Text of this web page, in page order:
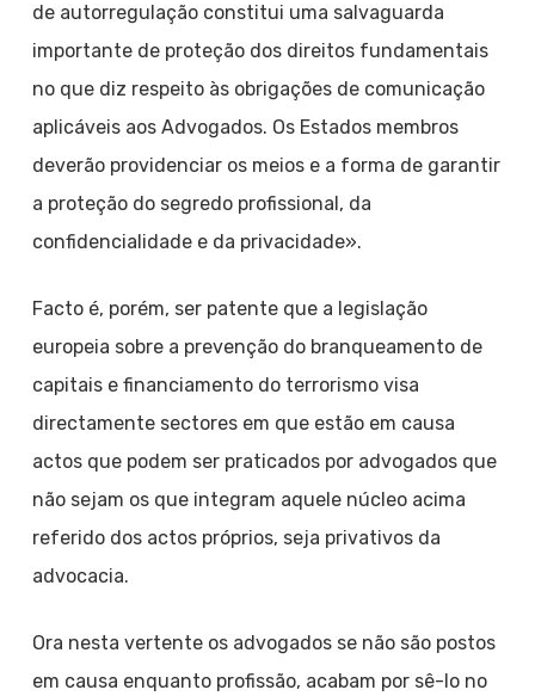
de autorregulação constitui uma salvaguarda
importante de proteção dos direitos fundamentais
no que diz respeito às obrigações de comunicação
aplicáveis aos Advogados. Os Estados membros
deverão providenciar os meios e a forma de garantir
a proteção do segredo profissional, da
confidencialidade e da privacidade».
Facto é, porém, ser patente que a legislação
europeia sobre a prevenção do branqueamento de
capitais e financiamento do terrorismo visa
directamente sectores em que estão em causa
actos que podem ser praticados por advogados que
não sejam os que integram aquele núcleo acima
referido dos actos próprios, seja privativos da
advocacia.
Ora nesta vertente os advogados se não são postos
em causa enquanto profissão, acabam por sê-lo no